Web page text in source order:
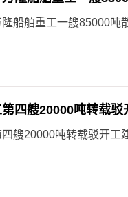
船舶重工一艘85000吨
四艘20000吨转载驳
艘20000吨转载驳开工